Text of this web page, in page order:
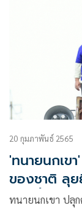
20 กุมภาพันธ์ 2565
'ทนายนกเข
ของชาติ ลุ
พรุ่งนี้
ทนายนกเขา ปลุ